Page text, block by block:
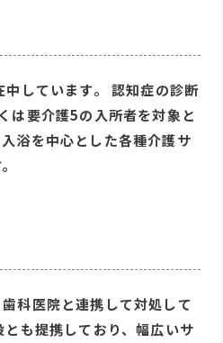
しています。 認知症の診断
は要介護5の入所者を対象と
浴を中心とした各種介護サ
科医院と連携して対処して
も提携しており、幅広いサ